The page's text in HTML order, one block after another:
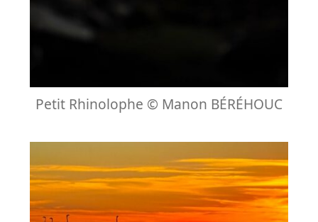
Petit Rhinolophe © Manon BÉRÉHOUC